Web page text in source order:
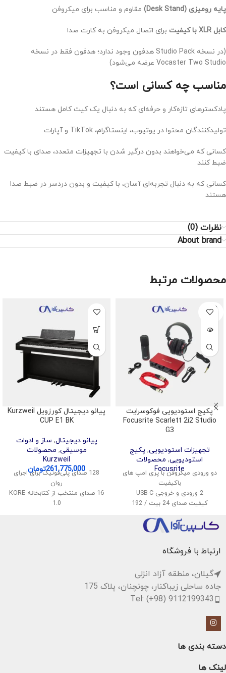
پایه رومیزی (Desk Stand) مقاوم و مناسب برای میکروفن
کابل XLR با کیفیت برای اتصال میکروفن به کارت صدا
(در نسخه Studio Pack هدفون وجود ندارد؛ هدفون فقط در نسخه
Vocaster Two Studio عرضه می‌شود)
مناسب چه کسانی است؟
پادکسترهای تازه‌کار و حرفه‌ای که به دنبال یک کیت کامل هستند
تولیدکنندگان محتوا در یوتیوب، اینستاگرام، TikTok و آپارات
کسانی که می‌خواهند بدون درگیر شدن با تجهیزات متعدد، صدای با کیفیت
ضبط کنند
کسانی که به دنبال تجربه‌ای آسان، با کیفیت و بدون دردسر در ضبط صدا
هستند
نظرات (0)
About brand
محصولات مرتبط
SOLD
OUT
پکیج استودیویی فوکوسرایت
Focusrite Scarlett 2i2 Studio
G3
تجهیزات استودیویی, پکیج
استودیویی, محصولات
Focusrite
دو ورودی میکروفن با پری امپ های
باکیفیت
2 ورودی و خروجی USB-C
کیفیت صدای 24 بیت / 192
قابلیت مانیتورینگ بی‌درنگ
نرم‌افزارهای DAW و پلاگین‌های
پیانو دیجیتال کورزویل Kurzweil
CUP E1 BK
پیانو دیجیتال, ساز و ادوات
موسیقی, محصولات
Kurzweil
261,775,000تومان
128 صدای پلی‌فونیک برای اجرای
روان
16 صدای منتخب از کتابخانه KORE
1.0
ارتباط با فروشگاه
گیلان، منطقه آزاد انزلی
جاده ساحلی زیباکنار، چونچنان، پلاک 175
Tel: (+98) 9112199343
دسته بندی ها
لینک ها